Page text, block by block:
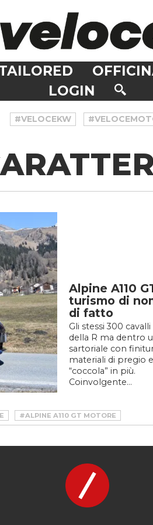
LOGIN
#VELOCEKW
Alpine A110
turismo di
di fatto
Gli stessi 300 cavalli
della R ma dentro
sartoriale con
materiali di pregio
“coccola” in più.
Coinvolgente...
#ALPINE A110 GT MOTORE
GT TEST